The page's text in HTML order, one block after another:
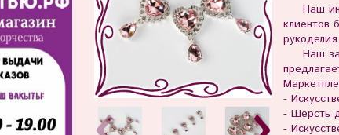
Наш
клиентов
рукоделия.
Наш
-
- Шерсть
-